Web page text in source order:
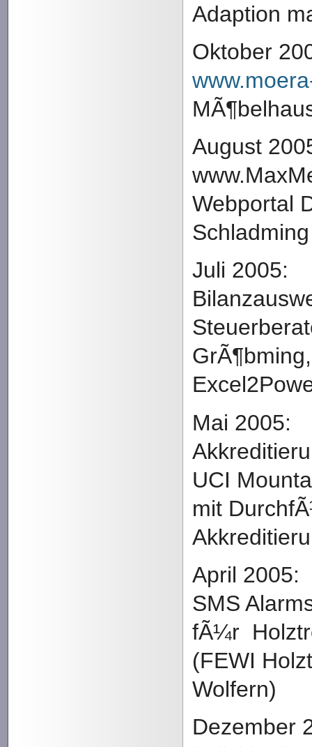
Adaption
Oktober
August
Webportal
Juli 2005:
GrÃ¶bming,
Mai 2005:
UCI
mit
April 2005:
SMS
fÃ¼r
(FEWI
Wolfern)
Dezember